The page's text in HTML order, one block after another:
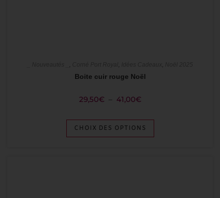
Boite cuir rouge Noël
29,50€ 41,00€
CHOIX DES OPTIONS